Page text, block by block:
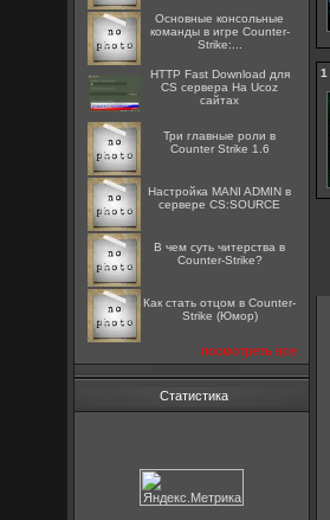
Основные консольные
команды в игре Counter-
Strike:...
HTTP Fast Download для
CS сервера На Ucoz
сайтах
Три главные роли в
Counter Strike 1.6
Настройка MANI ADMIN в
сервере CS:SOURCE
В чем суть читерства в
Counter-Strike?
Как стать отцом в Counter-
Strike (Юмор)
посмотреть все
Статистика
1